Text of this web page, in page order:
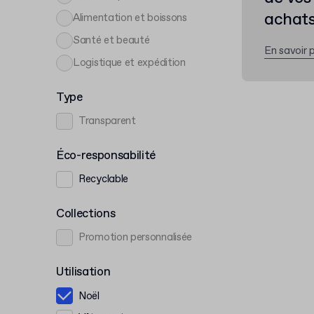
Alimentation et boissons
Santé et beauté
Logistique et expédition
Type
Transparent
Éco-responsabilité
Recyclable
Collections
Promotion personnalisée
Utilisation
Noël
En savoir